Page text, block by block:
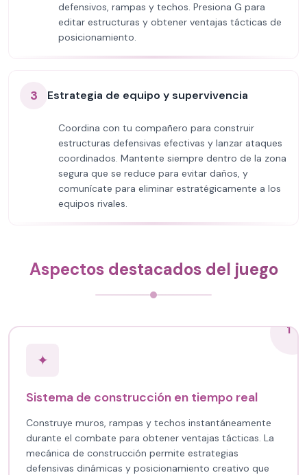
defensivos, rampas y techos. Presiona G para
editar estructuras y obtener ventajas tácticas de
posicionamiento.
3 Estrategia de equipo y supervivencia
Coordina con tu compañero para construir
estructuras defensivas efectivas y lanzar ataques
coordinados. Mantente siempre dentro de la zona
segura que se reduce para evitar daños, y
comunícate para eliminar estratégicamente a los
equipos rivales.
Aspectos destacados del juego
1
✦
Sistema de construcción en tiempo real
Construye muros, rampas y techos instantáneamente
durante el combate para obtener ventajas tácticas. La
mecánica de construcción permite estrategias
defensivas dinámicas y posicionamiento creativo que